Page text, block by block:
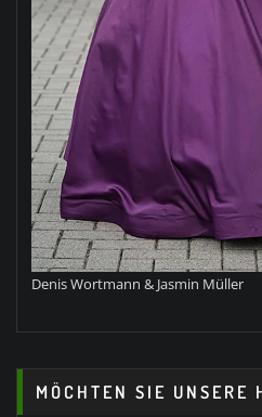
Denis Wortmann & Jasmin Müller
MÖCHTEN SIE UNSERE